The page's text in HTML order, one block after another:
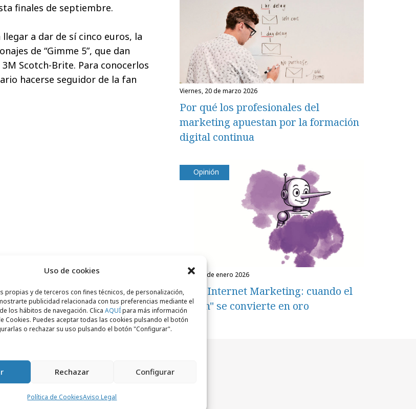
Uso de cookies
propias y de terceros con fines técnicos, de personalización,
publicidad relacionada con tus preferencias mediante el
los hábitos de navegación. Clica AQUÍpara más información
Cookies. Puedes aceptar todas las cookies pulsando el botón
o rechazar su uso pulsando el botón "Configurar".
Rechazar Configurar
Política de CookiesAviso Legal
finales de septiembre.
a dar de sí cinco euros, la
de “Gimme 5”, que dan
Scotch-Brite. Para conocerlos
hacerse seguidor de la fan
viernes, 20 de marzo 2026
Por qué los profesionales del
marketing apuestan por la formación
digital continua
Opinión
jueves, 8 de enero 2026
Dead Internet Marketing: cuando el
"glitch" se convierte en oro